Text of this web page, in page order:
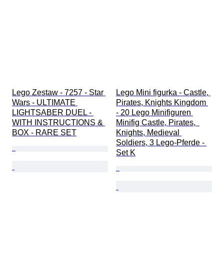
Lego Zestaw - 7257 - Star
Wars - ULTIMATE
LIGHTSABER DUEL -
WITH INSTRUCTIONS &
BOX - RARE SET
Lego Mini figurka - Castle,
Pirates, Knights Kingdom
- 20 Lego Minifiguren
Minifig Castle, Pirates,
Knights, Medieval
Soldiers, 3 Lego-Pferde -
Set K